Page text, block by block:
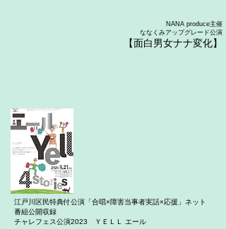
NANA produce主催
ななくみアップグレード公演​
【面白男女ナナ変化】
江戸川区民特典付公演「合唱×障害当事者実話×応援」ネット
番組公開収録
チャレフェス公演2023 ＹＥＬＬ エール